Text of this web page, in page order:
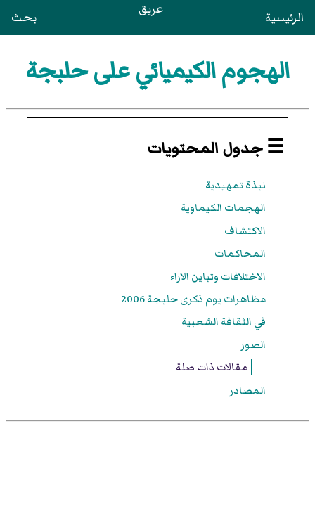
الرئيسية عريق بحث
الهجوم الكيميائي على حلبجة
☰ جدول المحتويات
نبذة تمهيدية
الهجمات الكيماوية
الاكتشاف
المحاكمات
الاختلافات وتباين الاراء
مظاهرات يوم ذكرى حلبجة 2006
في الثقافة الشعبية
الصور
مقالات ذات صلة
المصادر